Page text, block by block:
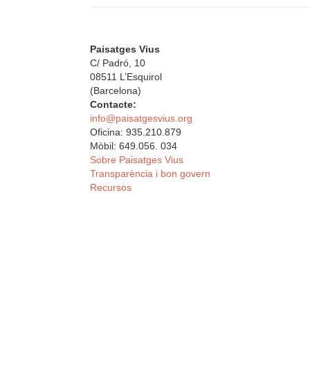
Paisatges Vius
C/ Padró, 10
08511 L’Esquirol
(Barcelona)
Contacte:
info@paisatgesvius.org
Oficina: 935.210.879
Mòbil: 649.056. 034
Sobre Paisatges Vius
Transparència i bon govern
Recursos